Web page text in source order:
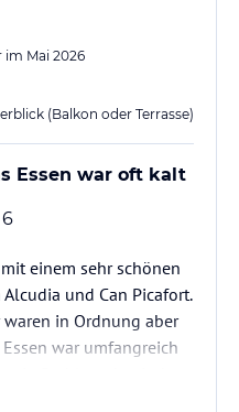
im Mai 2026
(Balkon oder Terrasse)
Essen war oft kalt
einem sehr schönen
und Can Picafort.
waren in Ordnung aber
war umfangreich
Ob es morgens die